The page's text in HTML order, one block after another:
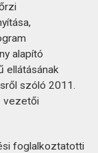
alapító
ellátásának
szóló 2011.
vezetői
foglalkoztatotti